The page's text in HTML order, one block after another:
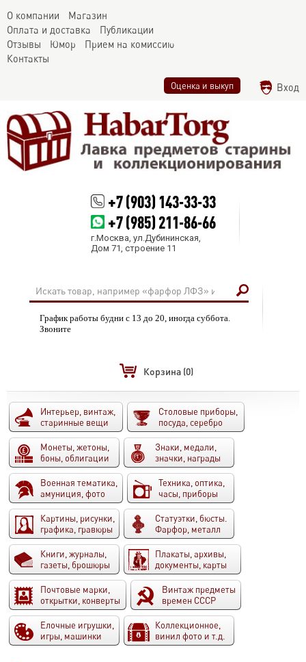
О компании
Магазин
Оплата и доставка
Публикации
Отзывы
Юмор
Прием на комиссию
Контакты
Оценка и выкуп Вход
+7 (903) 143-33-33
+7 (985) 211-86-66
г.Москва, ул.Дубининская,
Дом 71, строение 11
График работы будни с 13 до 20, иногда суббота.
Звоните
Корзина (0)
Интерьер, винтаж,
старинные вещи
Столовые приборы,
посуда, серебро
Монеты, жетоны,
боны, облигации
Знаки, медали,
значки, награды
Военная тематика,
амуниция, фото
Техника, оптика,
часы, приборы
Картины, рисунки,
графика, гравюры
Статуэтки, бюсты.
Фарфор, металл
Книги, журналы,
газеты, брошюры
Плакаты, архивы,
документы, карты
Почтовые марки,
открытки, конверты
Винтаж предметы
времен СССР
Елочные игрушки,
игры, машинки
Коллекционное,
винил фото и т.д.